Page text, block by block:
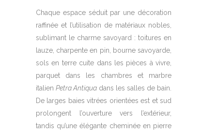
Chaque espace séduit par une décoration
raffinée et l’utilisation de matériaux nobles,
sublimant le charme savoyard : toitures en
lauze, charpente en pin, bourne savoyarde,
sols en terre cuite dans les pièces à vivre,
parquet dans les chambres et marbre
italien Petra Antiqua dans les salles de bain.
De larges baies vitrées orientées est et sud
prolongent l’ouverture vers l’extérieur,
tandis qu’une élégante cheminée en pierre